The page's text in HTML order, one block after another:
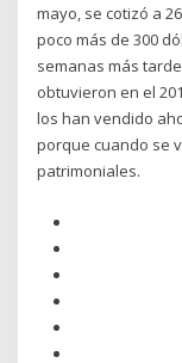
mayo, se cotizó a
poco más de 300
semanas más
obtuvieron en el
los han vendido
porque cuando se
patrimoniales.